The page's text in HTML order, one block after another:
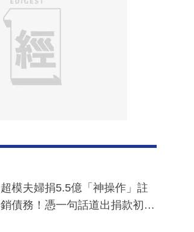
超模夫婦捐5.5億「神操作」註
銷債務！憑一句話道出捐款初